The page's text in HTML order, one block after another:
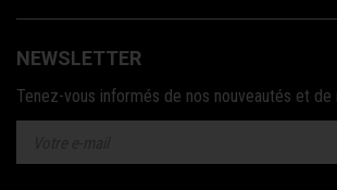
NEWSLETTER
Tenez-vous informés de nos nouveautés et